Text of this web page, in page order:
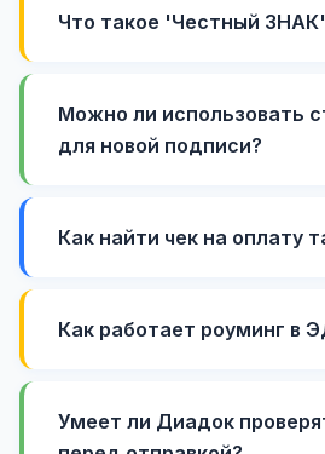
Что такое 'Честный
Можно ли использовать
для новой подписи?
Как найти чек на оплату
Как работает роуминг в
Умеет ли Диадок